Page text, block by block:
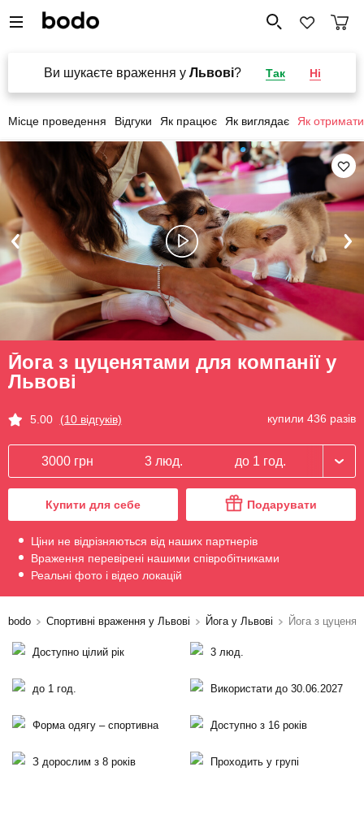
Ви шукаєте враження у Львові? Так Ні
Місце проведення Відгуки Як працює Як виглядає Як отримати
Йога з цуценятами для компанії у
Львові
5.00 (10 відгуків) купили 436 разів
3000 грн 3 люд. до 1 год.
Купити для себе Подарувати
Ціни не відрізняються від наших партнерів
Враження перевірені нашими співробітниками
Реальні фото і відео локацій
bodo Спортивні враження у Львові Йога у Львові Йога з
Доступно цілий рік 3 люд.
до 1 год. Використати до 30.06.2027
Форма одягу – спортивна Доступно з 16 років
З дорослим з 8 років Проходить у групі